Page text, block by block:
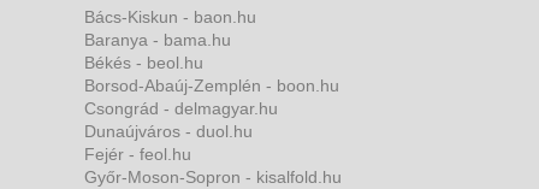
Bács-Kiskun - baon.hu
Baranya - bama.hu
Békés - beol.hu
Borsod-Abaúj-Zemplén - boon.hu
Csongrád - delmagyar.hu
Dunaújváros - duol.hu
Fejér - feol.hu
Győr-Moson-Sopron - kisalfold.hu